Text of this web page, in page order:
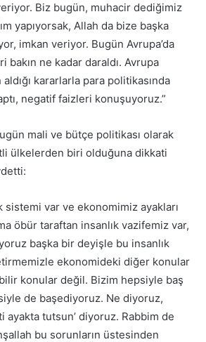
Biz bugün, muhacir dediğimiz
yapıyorsak, Allah da bize başka
imkan veriyor. Bugün Avrupa’da
ne kadar daraldı. Avrupa
kararlarla para politikasında
negatif faizleri konuşuyoruz.”
mali ve bütçe politikası olarak
ülkelerden biri olduğuna dikkati
sistemi var ve ekonomimiz ayakları
öbür taraftan insanlık vazifemiz var,
başka bir deyişle bu insanlık
ekonomideki diğer konular
konular değil. Bizim hepsiyle baş
de başediyoruz. Ne diyoruz,
ayakta tutsun’ diyoruz. Rabbim de
bu sorunların üstesinden